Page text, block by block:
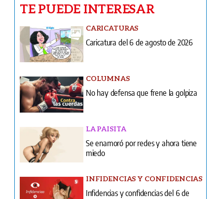
COLUMNAS
No hay defensa que frene la golpiza
LA PAISITA
Se enamoró por redes y ahora tiene
INFIDENCIAS Y CONFIDENCIAS
Infidencias y confidencias del 6 de
agosto de 2026
COLUMNAS
Donde el agua escribe su leyenda